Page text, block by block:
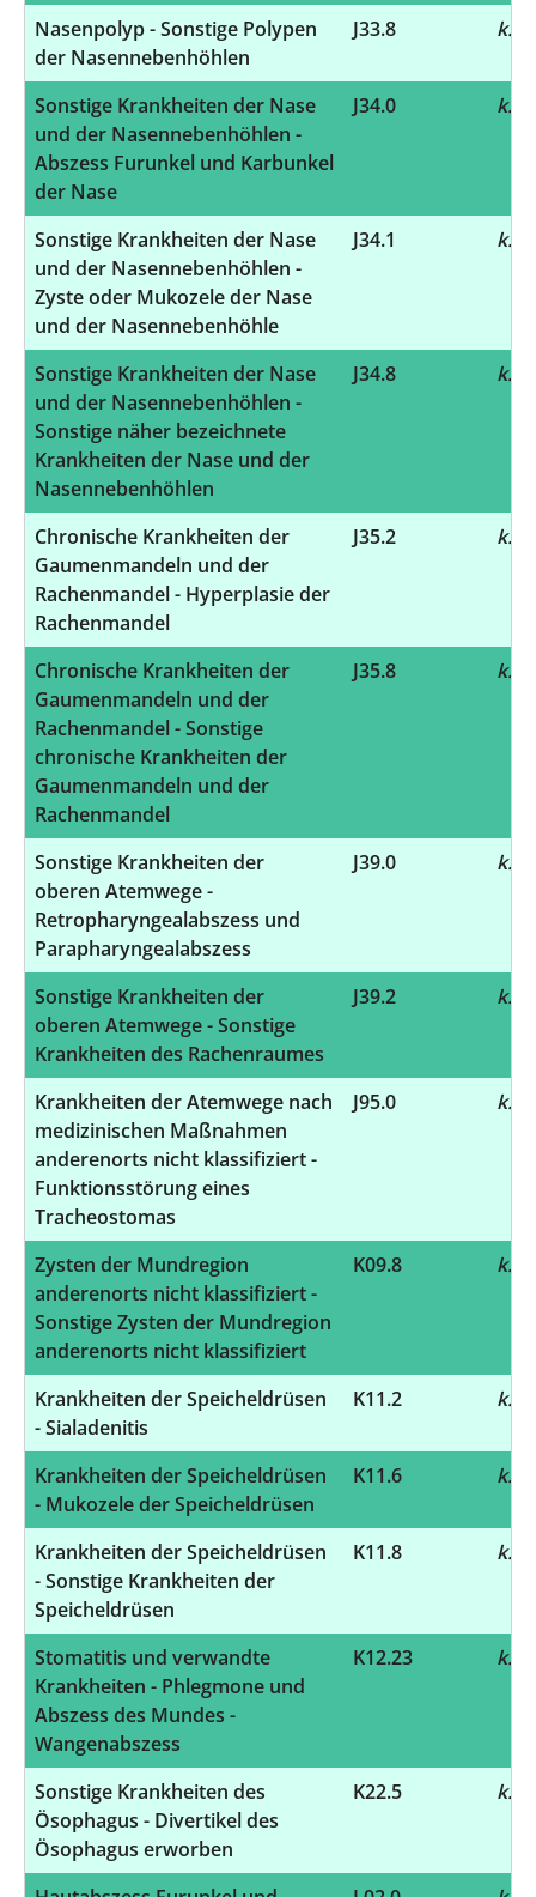
Nasenpolyp - Sonstige Polypen
der Nasennebenhöhlen
J33.8 k.A.
Sonstige Krankheiten der Nase
und der Nasennebenhöhlen -
Abszess Furunkel und Karbunkel
der Nase
J34.0 k.A.
Sonstige Krankheiten der Nase
und der Nasennebenhöhlen -
Zyste oder Mukozele der Nase
und der Nasennebenhöhle
J34.1 k.A.
Sonstige Krankheiten der Nase
und der Nasennebenhöhlen -
Sonstige näher bezeichnete
Krankheiten der Nase und der
Nasennebenhöhlen
J34.8 k.A.
Chronische Krankheiten der
Gaumenmandeln und der
Rachenmandel - Hyperplasie der
Rachenmandel
J35.2 k.A.
Chronische Krankheiten der
Gaumenmandeln und der
Rachenmandel - Sonstige
chronische Krankheiten der
Gaumenmandeln und der
Rachenmandel
J35.8 k.A.
Sonstige Krankheiten der
oberen Atemwege -
Retropharyngealabszess und
Parapharyngealabszess
J39.0 k.A.
Sonstige Krankheiten der
oberen Atemwege - Sonstige
Krankheiten des Rachenraumes
J39.2 k.A.
Krankheiten der Atemwege nach
medizinischen Maßnahmen
anderenorts nicht klassifiziert -
Funktionsstörung eines
Tracheostomas
J95.0 k.A.
Zysten der Mundregion
anderenorts nicht klassifiziert -
Sonstige Zysten der Mundregion
anderenorts nicht klassifiziert
K09.8 k.A.
Krankheiten der Speicheldrüsen
- Sialadenitis
K11.2 k.A.
Krankheiten der Speicheldrüsen
- Mukozele der Speicheldrüsen
K11.6 k.A.
Krankheiten der Speicheldrüsen
- Sonstige Krankheiten der
Speicheldrüsen
K11.8 k.A.
Stomatitis und verwandte
Krankheiten - Phlegmone und
Abszess des Mundes -
Wangenabszess
K12.23 k.A.
Sonstige Krankheiten des
Ösophagus - Divertikel des
Ösophagus erworben
K22.5 k.A.